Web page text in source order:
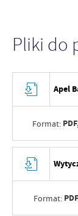
Pliki do
Apel
Format:
Format: